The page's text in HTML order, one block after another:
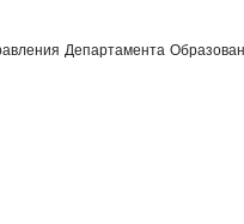
Департамента